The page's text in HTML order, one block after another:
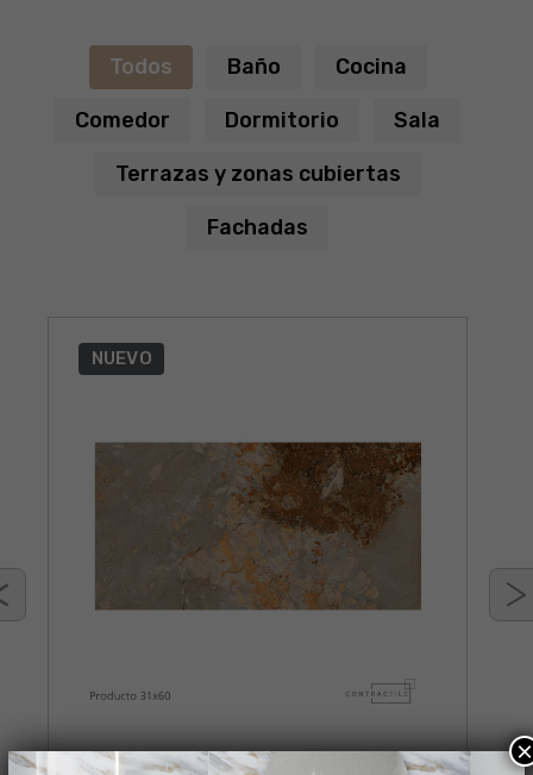
Todos Baño Cocina
Comedor Dormitorio Sala
Terrazas y zonas cubiertas
Fachadas
NUEVO
SUNSET SLATE NON-SLIP ×